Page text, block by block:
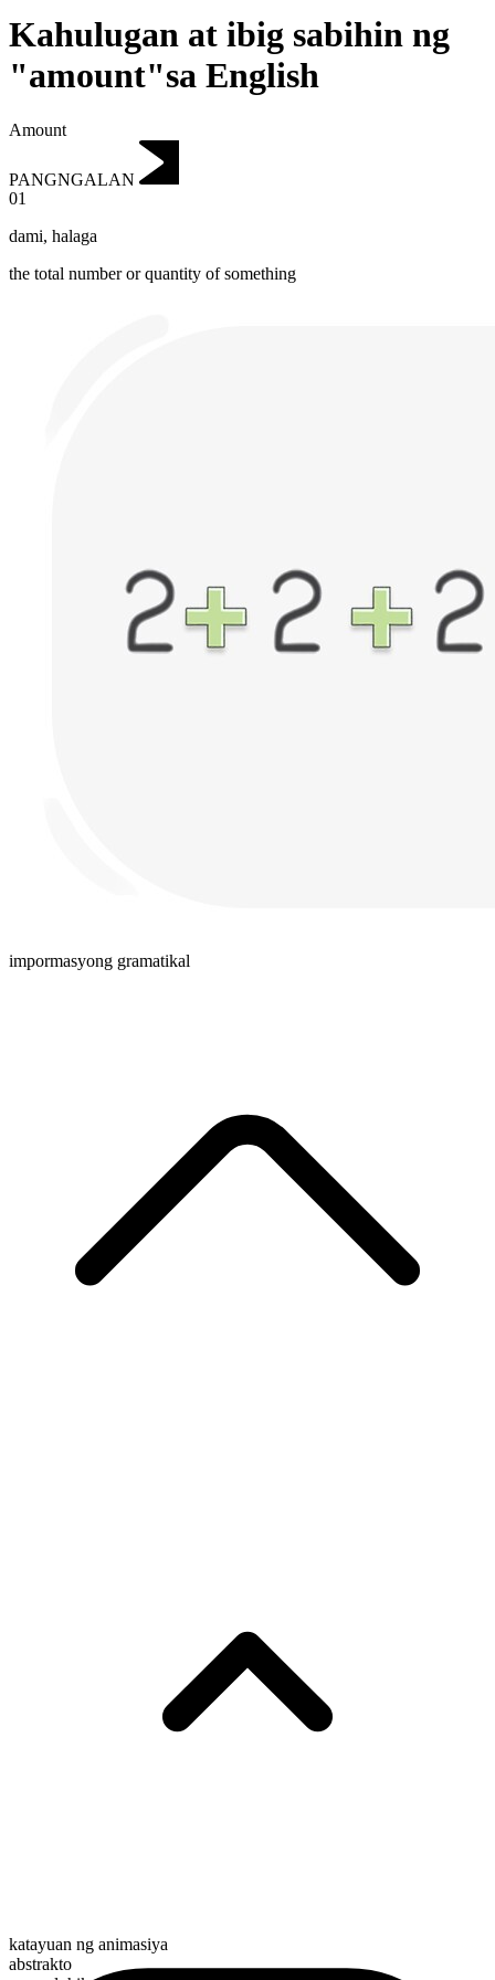
Kahulugan at ibig sabihin ng
"amount"sa English
Amount
PANGNGALAN
01
dami, halaga
the total number or quantity of something
impormasyong gramatikal
katayuan ng animasiya
abstrakto